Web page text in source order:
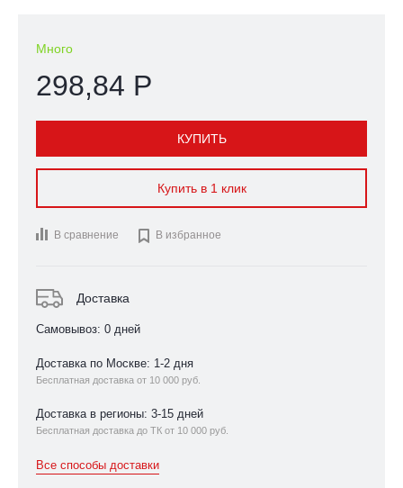
Много
298,84 Р
КУПИТЬ
Купить в 1 клик
В сравнение  В избранное
Доставка
Самовывоз: 0 дней
Доставка по Москве: 1-2 дня
Бесплатная доставка от 10 000 руб.
Доставка в регионы: 3-15 дней
Бесплатная доставка до ТК от 10 000 руб.
Все способы доставки